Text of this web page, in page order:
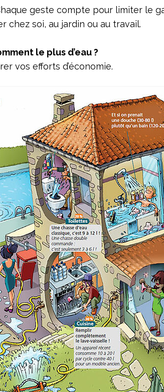
geste compte pour limiter le
chez soi, au jardin ou au travail.
le plus d’eau ?
vos efforts d’économie.